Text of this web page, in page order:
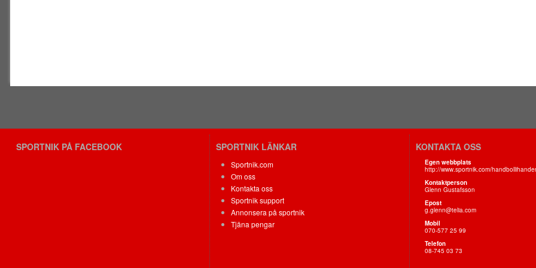
SPORTNIK PÅ FACEBOOK SPORTNIK LÄNKAR
Sportnik.com
Om oss
Kontakta oss
Sportnik support
Annonsera på sportnik
Tjäna pengar
KONTAKTA OSS
Egen webbplats
http://www.sportnik.com/
Kontaktperson
Glenn Gustafsson
Epost
g.glenn@telia.com
Mobil
070-577 25 99
Telefon
08-745 03 73